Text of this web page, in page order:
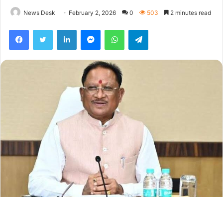
News Desk February 2, 2026 0 503 2 minutes read